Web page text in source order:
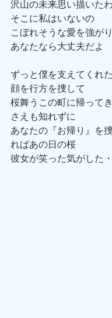
沢山の未来思い描いた
そこに私はいないの
こぼれそうな愛を強が
あなたなら大丈夫だよ
ずっと僕を支えてくれ
顔を行方を捜して
桜舞うこの町に帰って
さえも知れずに
あなたの『お帰り』を
ればあの日の桜
彼女が笑った気がした